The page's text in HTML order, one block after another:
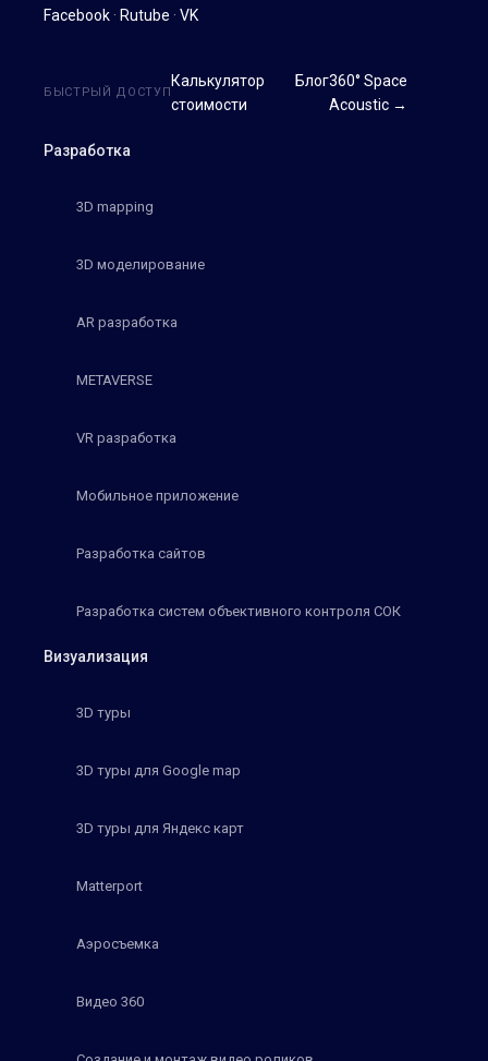
Facebook · Rutube · VK
Разработка
3D mapping
3D моделирование
AR разработка
METAVERSE
VR разработка
Мобильное приложение
Разработка сайтов
Разработка систем объективного контроля СОК
Визуализация
3D туры
3D туры для Google map
3D туры для Яндекс карт
Matterport
Аэросъемка
Видео 360
БЫСТРЫЙ ДОСТУП
Калькулятор
стоимости
Блог360° Space
Acoustic →